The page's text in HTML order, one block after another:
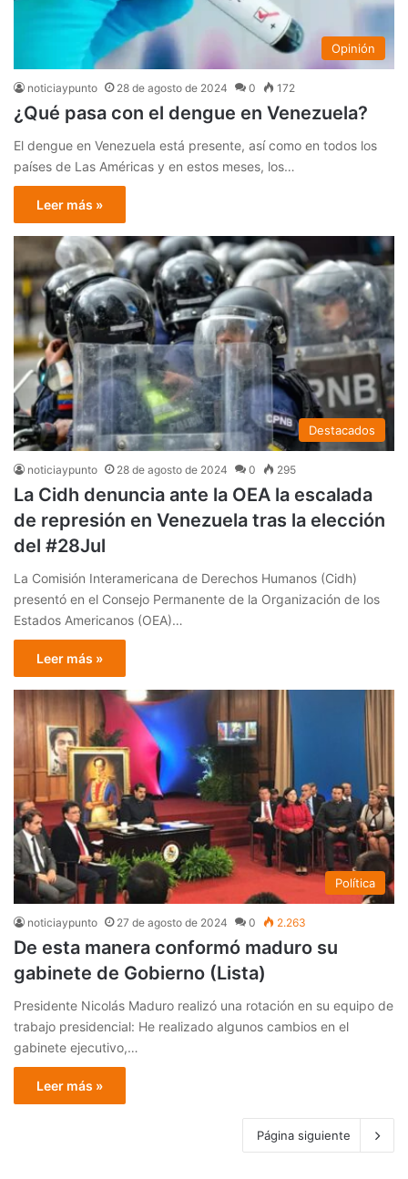
Opinión
noticiaypunto 28 de agosto de 2024 0 172
¿Qué pasa con el dengue en Venezuela?
El dengue en Venezuela está presente, así como en todos los
países de Las Américas y en estos meses, los…
Leer más »
Destacados
noticiaypunto 28 de agosto de 2024 0 295
La Cidh denuncia ante la OEA la escalada
de represión en Venezuela tras la elección
del #28Jul
La Comisión Interamericana de Derechos Humanos (Cidh)
presentó en el Consejo Permanente de la Organización de los
Estados Americanos (OEA)…
Leer más »
Política
noticiaypunto 27 de agosto de 2024 0 2.263
De esta manera conformó maduro su
gabinete de Gobierno (Lista)
Presidente Nicolás Maduro realizó una rotación en su equipo de
trabajo presidencial: He realizado algunos cambios en el
gabinete ejecutivo,…
Leer más »
Página siguiente